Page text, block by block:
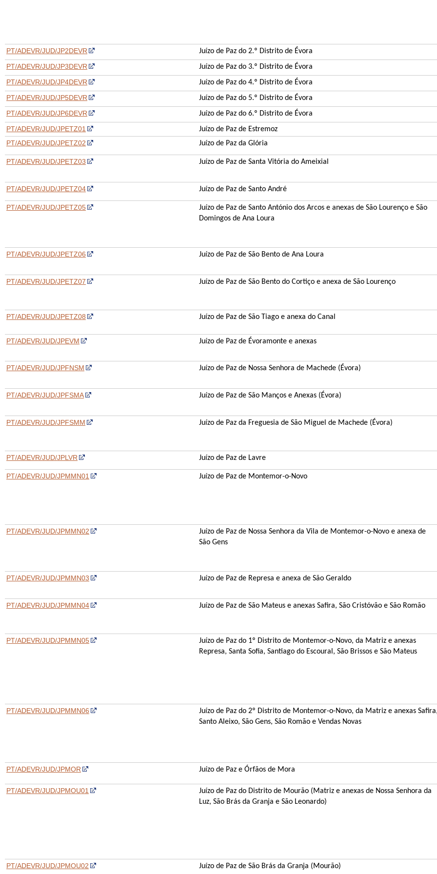
PT/ADEVR/JUD/JP2DEVR
Juízo de Paz do 2.º Distrito de Évora
PT/ADEVR/JUD/JP3DEVR
Juízo de Paz do 3.º Distrito de Évora
PT/ADEVR/JUD/JP4DEVR
Juízo de Paz do 4.º Distrito de Évora
PT/ADEVR/JUD/JP5DEVR
Juízo de Paz do 5.º Distrito de Évora
PT/ADEVR/JUD/JP6DEVR
Juízo de Paz do 6.º Distrito de Évora
PT/ADEVR/JUD/JPETZ01
Juízo de Paz de Estremoz
PT/ADEVR/JUD/JPETZ02
Juízo de Paz da Glória
PT/ADEVR/JUD/JPETZ03 Juízo de Paz de Santa Vitória do Ameixial
PT/ADEVR/JUD/JPETZ04 Juízo de Paz de Santo André
PT/ADEVR/JUD/JPETZ05
Juízo de Paz de Santo António dos Arcos e anexas de São Lourenço e São
Domingos de Ana Loura
PT/ADEVR/JUD/JPETZ06 Juízo de Paz de São Bento de Ana Loura
PT/ADEVR/JUD/JPETZ07 Juízo de Paz de São Bento do Cortiço e anexa de São Lourenço
PT/ADEVR/JUD/JPETZ08 Juízo de Paz de São Tiago e anexa do Canal
PT/ADEVR/JUD/JPEVM Juízo de Paz de Évoramonte e anexas
PT/ADEVR/JUD/JPFNSM Juízo de Paz de Nossa Senhora de Machede (Évora)
PT/ADEVR/JUD/JPFSMA Juízo de Paz de São Manços e Anexas (Évora)
PT/ADEVR/JUD/JPFSMM Juízo de Paz da Freguesia de São Miguel de Machede (Évora)
PT/ADEVR/JUD/JPLVR Juízo de Paz de Lavre
PT/ADEVR/JUD/JPMMN01 Juízo de Paz de Montemor-o-Novo
PT/ADEVR/JUD/JPMMN02
Juízo de Paz de Nossa Senhora da Vila de Montemor-o-Novo e anexa de
São Gens
PT/ADEVR/JUD/JPMMN03 Juízo de Paz de Represa e anexa de São Geraldo
PT/ADEVR/JUD/JPMMN04 Juízo de Paz de São Mateus e anexas Safira, São Cristóvão e São Romão
PT/ADEVR/JUD/JPMMN05
Juízo de Paz do 1º Distrito de Montemor-o-Novo, da Matriz e anexas
Represa, Santa Sofia, Santiago do Escoural, São Brissos e São Mateus
PT/ADEVR/JUD/JPMMN06 Juízo de Paz do 2º Distrito de Montemor-o-Novo, da Matriz e anexas
Santo Aleixo, São Gens, São Romão e Vendas Novas
PT/ADEVR/JUD/JPMOR Juízo de Paz e Órfãos de Mora
PT/ADEVR/JUD/JPMOU01
Juízo de Paz do Distrito de Mourão (Matriz e anexas de Nossa Senhora da
Luz, São Brás da Granja e São Leonardo)
PT/ADEVR/JUD/JPMOU02 Juízo de Paz de São Brás da Granja (Mourão)